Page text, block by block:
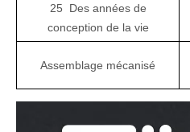
25 Des années de
conception de la vie
Assemblage mécanisé